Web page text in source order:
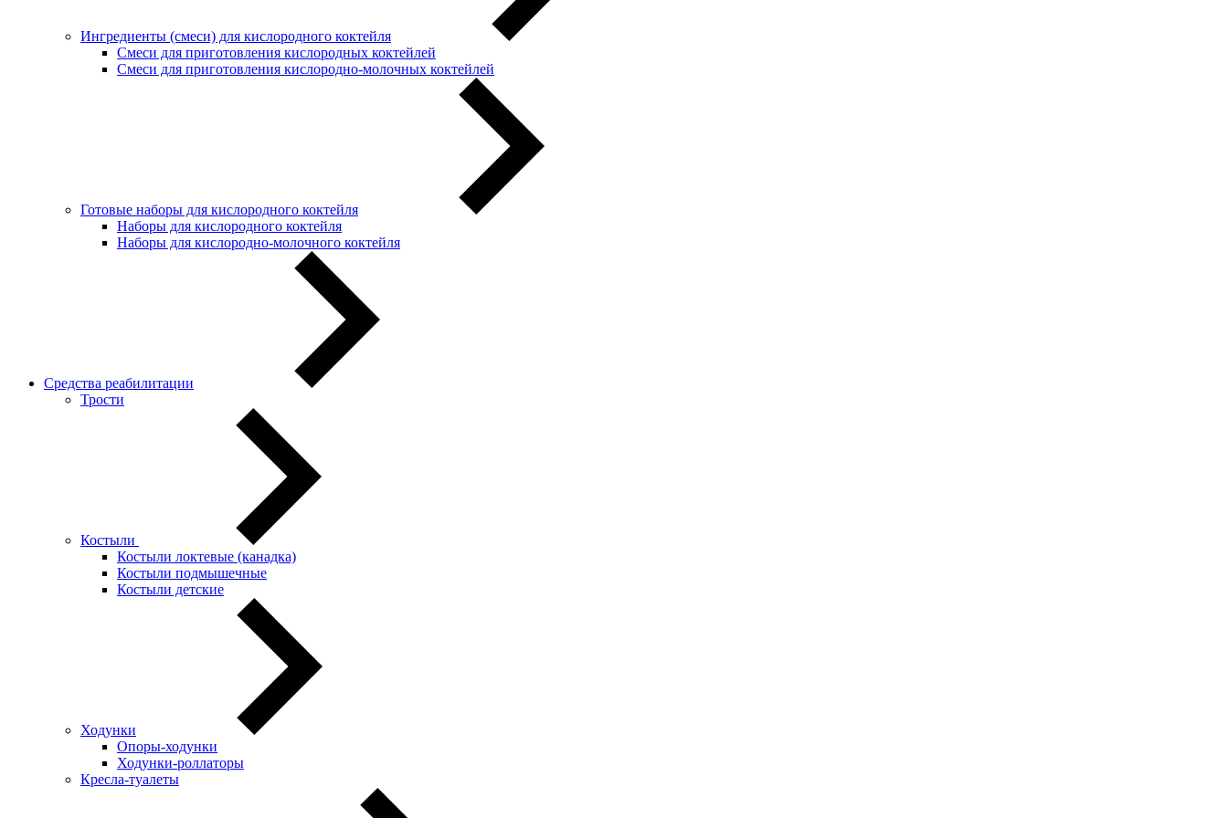
Ингредиенты (смеси) для кислородного коктейля
Смеси для приготовления кислородных коктейлей
Смеси для приготовления кислородно-молочных коктейлей
Готовые наборы для кислородного коктейля
Наборы для кислородного коктейля
Наборы для кислородно-молочного коктейля
Средства реабилитации
Трости
Костыли
Костыли локтевые (канадка)
Костыли подмышечные
Костыли детские
Ходунки
Опоры-ходунки
Ходунки-роллаторы
Кресла-туалеты